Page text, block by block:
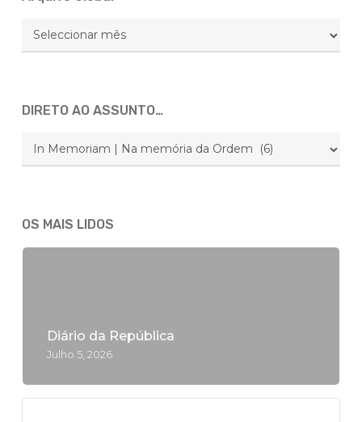
Arquivo
DIRETO AO ASSUNTO…
AO
ASSUNTO…
OS MAIS LIDOS
Diário da República
Julho 5, 2026